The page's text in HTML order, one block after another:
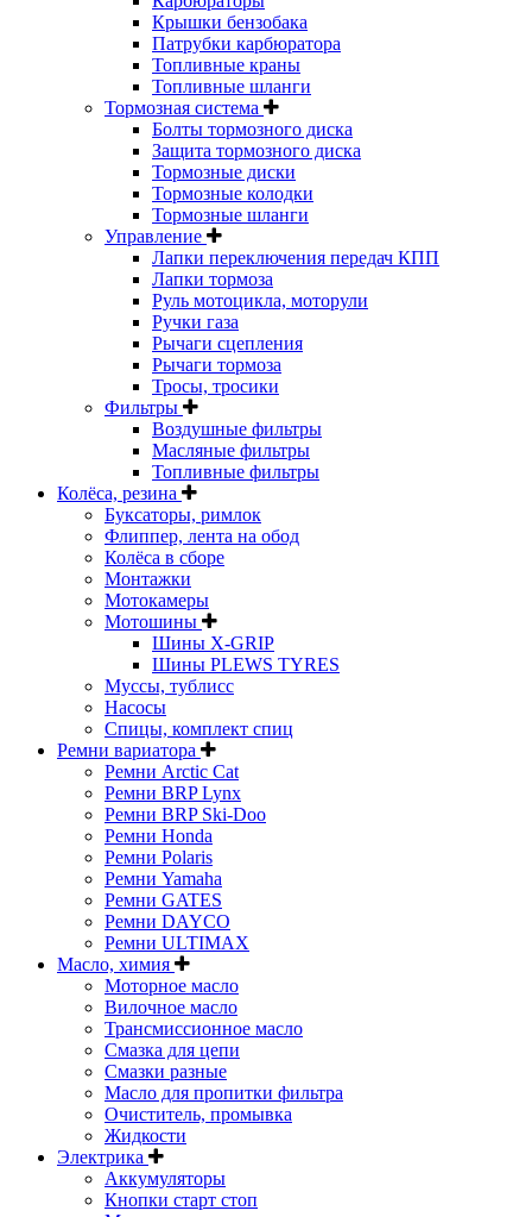
Крышки бензобака
Патрубки карбюратора
Топливные краны
Топливные шланги
Тормозная система
Болты тормозного диска
Защита тормозного диска
Тормозные диски
Тормозные колодки
Тормозные шланги
Управление
Лапки переключения передач КПП
Лапки тормоза
Руль мотоцикла, моторули
Ручки газа
Рычаги сцепления
Рычаги тормоза
Тросы, тросики
Фильтры
Воздушные фильтры
Масляные фильтры
Топливные фильтры
Колёса, резина
Буксаторы, римлок
Флиппер, лента на обод
Колёса в сборе
Монтажки
Мотокамеры
Мотошины
Шины X-GRIP
Шины PLEWS TYRES
Муссы, тублисс
Насосы
Спицы, комплект спиц
Ремни вариатора
Ремни Arctic Cat
Ремни BRP Lynx
Ремни BRP Ski-Doo
Ремни Honda
Ремни Polaris
Ремни Yamaha
Ремни GATES
Ремни DAYCO
Ремни ULTIMAX
Масло, химия
Моторное масло
Вилочное масло
Трансмиссионное масло
Смазка для цепи
Смазки разные
Масло для пропитки фильтра
Очиститель, промывка
Жидкости
Электрика
Аккумуляторы
Кнопки старт стоп